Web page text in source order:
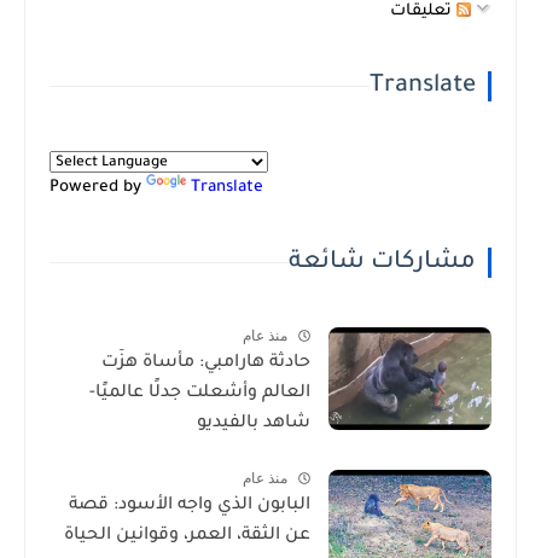
تعليقات
Translate
Powered by Translate
مشاركات شائعة
منذ عام
حادثة هارامبي: مأساة هزّت
العالم وأشعلت جدلًا عالميًا-
شاهد بالفيديو
منذ عام
البابون الذي واجه الأسود: قصة
عن الثقة، العمر، وقوانين الحياة